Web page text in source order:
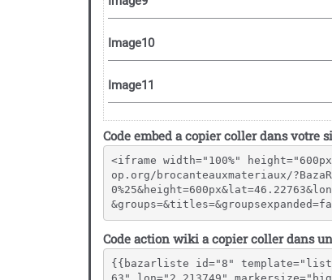
Code embed a copier coller dans votre
<iframe width="100%"
op.org/brocanteauxmateriaux/
Code action wiki a copier coller dans
{{bazarliste id="8"